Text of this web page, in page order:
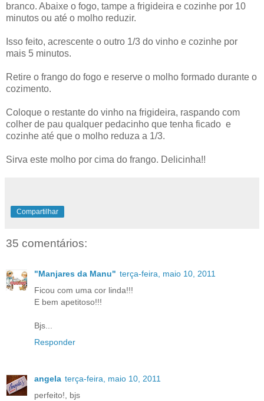
branco. Abaixe o fogo, tampe a frigideira e cozinhe por 10
minutos ou até o molho reduzir.
Isso feito, acrescente o outro 1/3 do vinho e cozinhe por
mais 5 minutos.
Retire o frango do fogo e reserve o molho formado durante o
cozimento.
Coloque o restante do vinho na frigideira, raspando com
colher de pau qualquer pedacinho que tenha ficado e
cozinhe até que o molho reduza a 1/3.
Sirva este molho por cima do frango. Delicinha!!
Compartilhar
35 comentários:
"Manjares da Manu" terça-feira, maio 10, 2011
Ficou com uma cor linda!!!
E bem apetitoso!!!
Bjs...
Responder
angela terça-feira, maio 10, 2011
perfeito!, bjs